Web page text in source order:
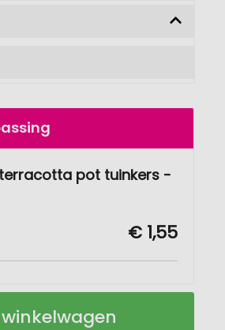
terracotta pot tuinkers -
€ 1,55